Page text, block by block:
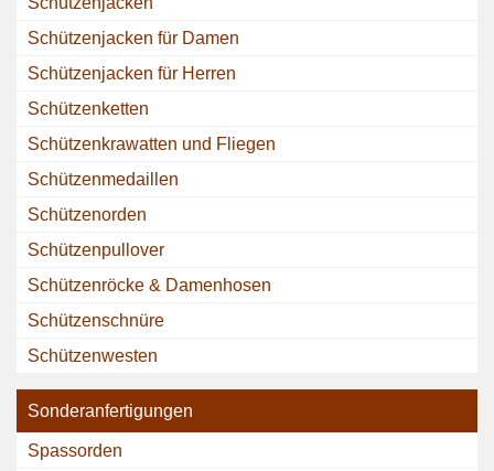
Schützenjacken für Damen
Schützenjacken für Herren
Schützenketten
Schützenkrawatten und Fliegen
Schützenmedaillen
Schützenorden
Schützenpullover
Schützenröcke & Damenhosen
Schützenschnüre
Schützenwesten
Sonderanfertigungen
Spassorden